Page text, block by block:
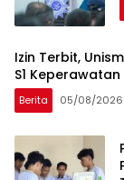
Izin Terbit,
S1
Berita 05/08/2026